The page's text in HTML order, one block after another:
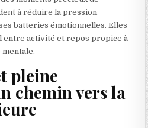
à réduire la pression
batteries émotionnelles. Elles
activité et repos propice à
pleine
chemin vers la